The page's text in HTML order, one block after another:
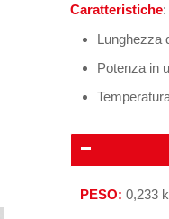
Caratteristiche:
Lunghezza
Potenza in
PESO:0,233